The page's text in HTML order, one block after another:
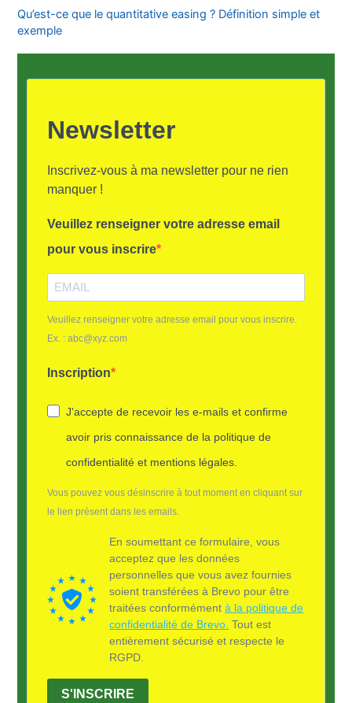
Qu’est-ce que le quantitative easing ? Définition simple et
exemple
Newsletter
Inscrivez-vous à ma newsletter pour ne rien
manquer !
Veuillez renseigner votre adresse email
pour vous inscrire
Veuillez renseigner votre adresse email pour vous inscrire.
Ex. : abc@xyz.com
Inscription
J'accepte de recevoir les e-mails et confirme
avoir pris connaissance de la politique de
confidentialité et mentions légales.
Vous pouvez vous désinscrire à tout moment en cliquant sur
le lien présent dans les emails.
En soumettant ce formulaire, vous
acceptez que les données
personnelles que vous avez fournies
soient transférées à Brevo pour être
traitées conformémentà la politique de
confidentialité de Brevo. Tout est
entièrement sécurisé et respecte le
RGPD.
S'INSCRIRE